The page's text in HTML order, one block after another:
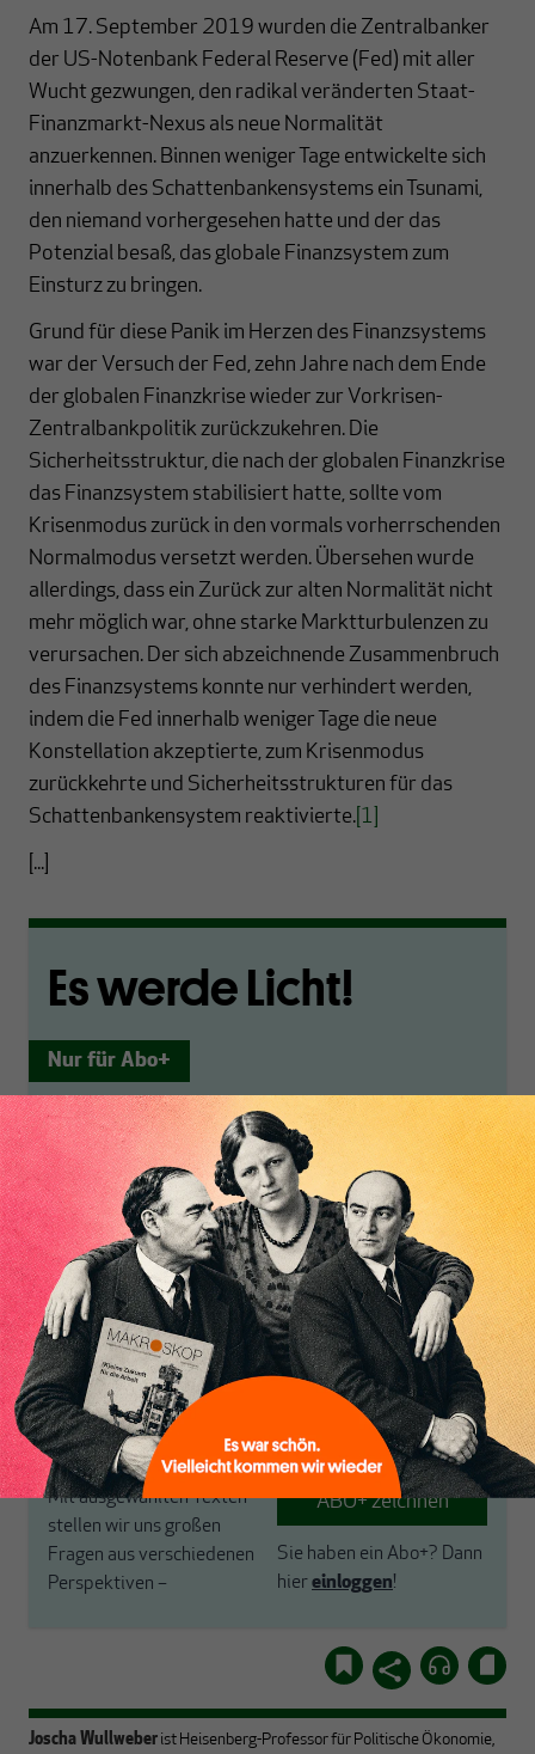
Inhaltsverzeichnis
Am 17. September 2019 wurden die Zentralbanker
der US-Notenbank Federal Reserve (Fed) mit aller
Wucht gezwungen, den radikal veränderten Staat-
Finanzmarkt-Nexus als neue Normalität
anzuerkennen. Binnen weniger Tage entwickelte sich
innerhalb des Schattenbankensystems ein Tsunami,
den niemand vorhergesehen hatte und der das
Potenzial besaß, das globale Finanzsystem zum
Einsturz zu bringen.
Grund für diese Panik im Herzen des Finanzsystems
war der Versuch der Fed, zehn Jahre nach dem Ende
der globalen Finanzkrise wieder zur Vorkrisen-
Zentralbankpolitik zurückzukehren. Die
Sicherheitsstruktur, die nach der globalen Finanzkrise
das Finanzsystem stabilisiert hatte, sollte vom
Krisenmodus zurück in den vormals vorherrschenden
Normalmodus versetzt werden. Übersehen wurde
allerdings, dass ein Zurück zur alten Normalität nicht
mehr möglich war, ohne starke Marktturbulenzen zu
verursachen. Der sich abzeichnende Zusammenbruch
des Finanzsystems konnte nur verhindert werden,
indem die Fed innerhalb weniger Tage die neue
Konstellation akzeptierte, zum Krisenmodus
zurückkehrte und Sicherheitsstrukturen für das
Schattenbankensystem reaktivierte. [1]
[...]
Es werde Licht!
Nur für Abo+
Das MAKROSKOP
Spotlight ist unser
exklusiver Scheinwerfer
auf einen Schwerpunkt,
den wir alle zwei Wochen
für unsere ABO+ Leser
neu ausrichten.
Warum versteht fast
niemand unser eigenes
Geldsystem? Macht
Arbeitszeitverkürzung
Sinn? Wie geht es mit der
Globalisierung weiter?
Mit ausgewählten Texten
stellen wir uns großen
Fragen aus verschiedenen
Perspektiven –
kontrovers, tiefgründig
und ausführlich. Eine
sinnstiftende Lektüre für
Ihre Samstage und
Sonntage.
Sie haben noch kein
Abo+? Dann werten Sie
jetzt auf und profitieren
von einem erweiterten
inhaltlichen Angebot und
anderen Vorteilen mehr.
ABO+ zeichnen
Sie haben ein Abo+? Dann
hiereinloggen!
Joscha Wullweber ist Heisenberg-Professor für Politische Ökonomie,